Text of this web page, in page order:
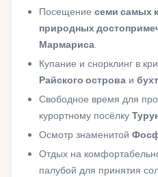
Посещение семи самых
природных
Мармариса
Купание и снорклинг в
Райского острова и
Свободное время для
курортному посёлку
Осмотр знаменитой
Отдых на
палубой для принятия